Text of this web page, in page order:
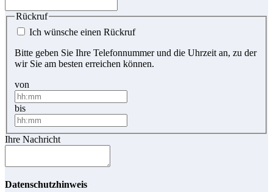
Rückruf
Ich wünsche einen Rückruf
Bitte geben Sie Ihre Telefonnummer und die Uhrzeit an, zu der
wir Sie am besten erreichen können.
von
bis
Ihre Nachricht
Datenschutzhinweis